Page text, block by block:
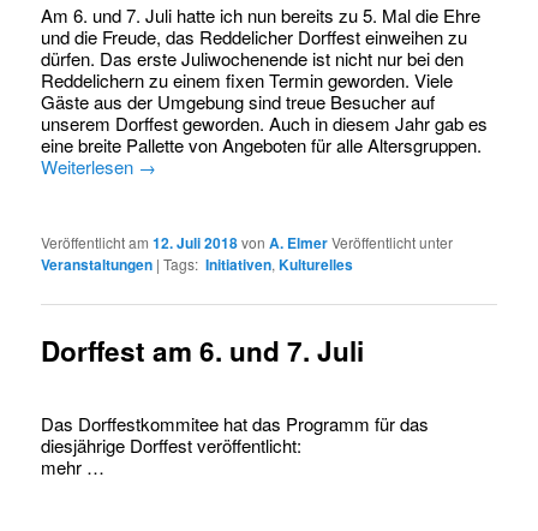
Am 6. und 7. Juli hatte ich nun bereits zu 5. Mal die Ehre
und die Freude, das Reddelicher Dorffest einweihen zu
dürfen. Das erste Juliwochenende ist nicht nur bei den
Reddelichern zu einem fixen Termin geworden. Viele
Gäste aus der Umgebung sind treue Besucher auf
unserem Dorffest geworden. Auch in diesem Jahr gab es
eine breite Pallette von Angeboten für alle Altersgruppen.
Weiterlesen →
Veröffentlicht am12. Juli 2018vonA. ElmerVeröffentlicht unter
Veranstaltungen |Tags: Initiativen,Kulturelles
Dorffest am 6. und 7. Juli
Das Dorffestkommitee hat das Programm für das
diesjährige Dorffest veröffentlicht:
mehr …